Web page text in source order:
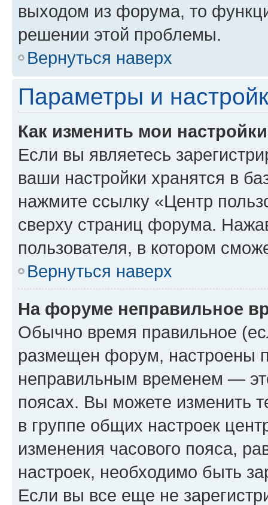
выходом из форума, то
решении этой проблемы.
Вернуться наверх
Параметры и
Как изменить мои
Если вы являетесь
ваши настройки хранятся в
нажмите ссылку «Центр
сверху страниц форума.
пользователя, в котором
Вернуться наверх
На форуме неправильное
Обычно время правильное
размещен форум, настроены
неправильным временем —
поясах. Вы можете изменить
в группе общих настроек
изменения часового пояса,
настроек, необходимо быть
Если вы все еще не